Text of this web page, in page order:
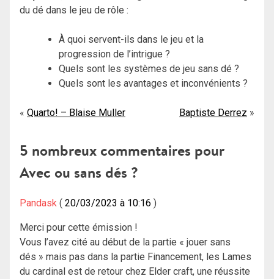
du dé dans le jeu de rôle :
À quoi servent-ils dans le jeu et la
progression de l’intrigue ?
Quels sont les systèmes de jeu sans dé ?
Quels sont les avantages et inconvénients ?
Navigation
l’article
Quarto! – Blaise Muller Baptiste Derrez
5 nombreux commentaires pour
Avec ou sans dés ?
Pandask 20/03/2023 à 10:16
Merci pour cette émission !
Vous l’avez cité au début de la partie « jouer sans
dés » mais pas dans la partie Financement, les Lames
du cardinal est de retour chez Elder craft, une réussite